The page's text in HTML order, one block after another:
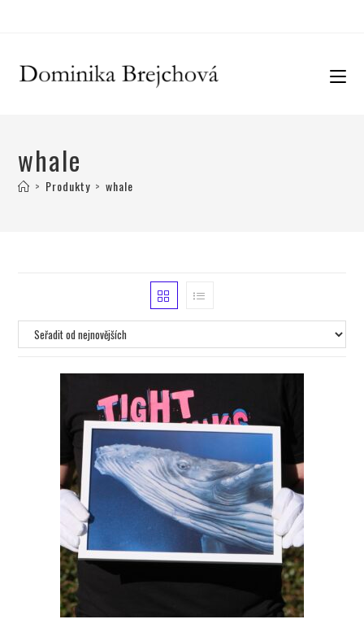
whale
> Produkty > whale